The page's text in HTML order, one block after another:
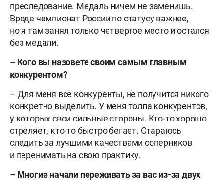
преследование. Медаль ничем не заменишь.
Вроде чемпионат России по статусу важнее,
но я там занял только четвертое место и остался
без медали.
– Кого вы назовете своим самым главным
конкурентом?
– Для меня все конкуренты, не получится никого
конкретно выделить. У меня толпа конкурентов,
у которых свои сильные стороны. Кто-то хорошо
стреляет, кто-то быстро бегает. Стараюсь
следить за лучшими качествами соперников
и перенимать на свою практику.
– Многие начали переживать за вас из-за двух